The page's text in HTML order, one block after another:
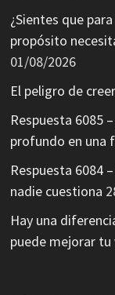
¿Sientes que
propósito
01/08/2026
El peligro de
Respuesta 6085
profundo en una
Respuesta 6084
nadie cuestiona
Hay una
puede mejorar tu